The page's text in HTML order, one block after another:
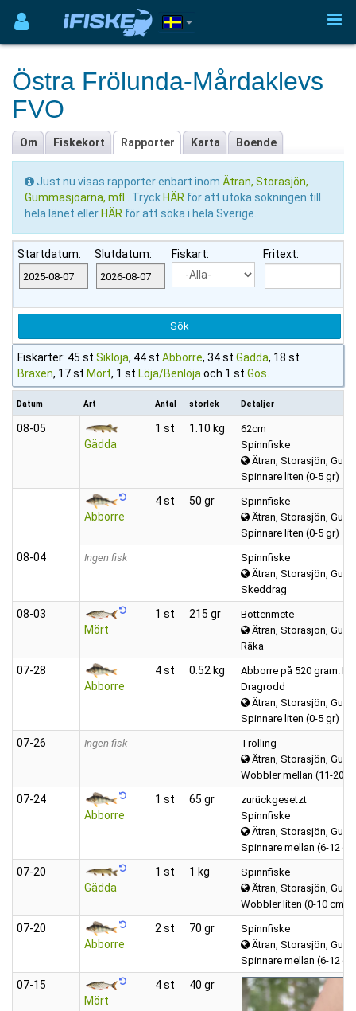
Östra Frölunda-Mårdaklevs
FVO
Om Fiskekort Rapporter Karta Boende
Just nu visas rapporter enbart inom Ätran, Storasjön,
Gummasjöarna, mfl.
. Tryck HÄR för att utöka sökningen till
hela länet eller HÄR för att söka i hela Sverige.
Startdatum: Slutdatum: Fiskart: Fritext:
Fiskarter: 45 st Siklöja, 44 st Abborre, 34 st Gädda, 18 st
Braxen, 17 st Mört, 1 st Löja/Benlöja och 1 st Gös
Datum Art Antal storlek Detaljer
08‑05
Gädda
1 st 1.10 kg
62cm
Spinnfiske
Ätran, Storasjön,
Spinnare liten (0-5 gr)
Abborre
4 st 50 gr
Spinnfiske
Ätran, Storasjön,
Spinnare liten (0-5 gr)
08‑04 Ingen fisk
Spinnfiske
Ätran, Storasjön,
Skeddrag
08‑03
Mört
1 st 215 gr
Bottenmete
Ätran, Storasjön,
Räka
07‑28
Abborre
4 st 0.52 kg
Abborre på 520 gram.
Dragrodd
Ätran, Storasjön,
Spinnare liten (0-5 gr)
07‑26 Ingen fisk
Trolling
Ätran, Storasjön,
Wobbler mellan (11-20
07‑24
Abborre
1 st 65 gr
zurückgesetzt
Spinnfiske
Ätran, Storasjön,
Spinnare mellan (6-12 gr)
07‑20
Gädda
1 st 1 kg
Spinnfiske
Ätran, Storasjön,
Wobbler liten (0-10 cm)
07‑20
Abborre
2 st 70 gr
Spinnfiske
Ätran, Storasjön,
Spinnare mellan (6-12 gr)
07‑15
Mört
4 st 40 gr